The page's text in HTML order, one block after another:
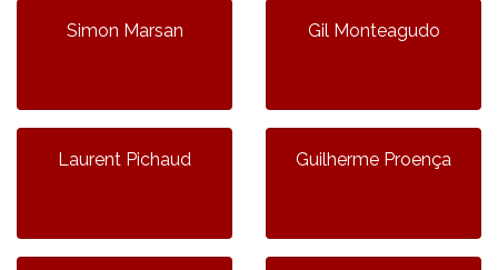
Simon Marsan Gil Monteagudo
Laurent Pichaud Guilherme Proença